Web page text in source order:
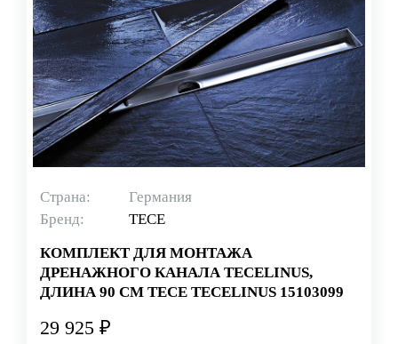
Страна:
Германия
Бренд:
TECE
КОМПЛЕКТ ДЛЯ МОНТАЖА
ДРЕНАЖНОГО КАНАЛА TECELINUS,
ДЛИНА 90 СМ TECE TECELINUS 15103099
29 925 ₽